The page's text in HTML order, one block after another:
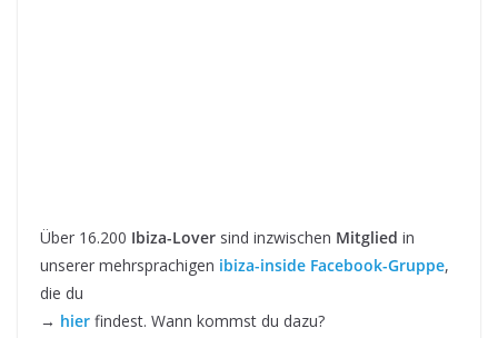
Über 16.200 Ibiza-Lover sind inzwischen Mitglied in
unserer mehrsprachigen ibiza-inside Facebook-Gruppe,
die du
→ hier findest. Wann kommst du dazu?